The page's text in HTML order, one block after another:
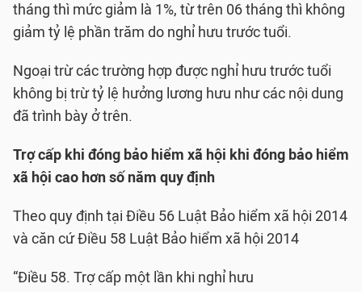
tháng thì mức giảm là 1%, từ trên 06 tháng thì không
giảm tỷ lệ phần trăm do nghỉ hưu trước tuổi.
Ngoại trừ các trường hợp được nghỉ hưu trước tuổi
không bị trừ tỷ lệ hưởng lương hưu như các nội dung
đã trình bày ở trên.
Trợ cấp khi đóng bảo hiểm xã hội khi đóng bảo hiểm
xã hội cao hơn số năm quy định
Theo quy định tại Điều 56 Luật Bảo hiểm xã hội 2014
và căn cứ Điều 58 Luật Bảo hiểm xã hội 2014
“Điều 58. Trợ cấp một lần khi nghỉ hưu